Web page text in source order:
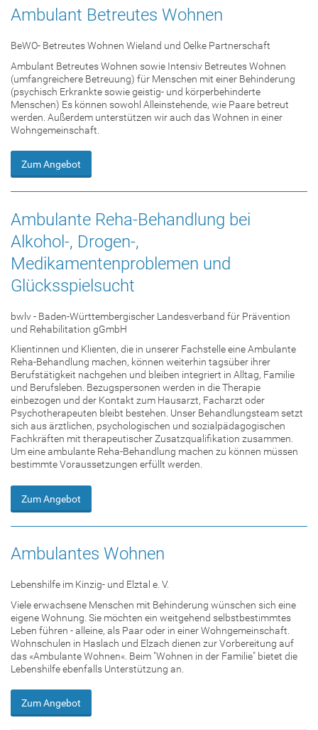
Ambulant Betreutes Wohnen
BeWO- Betreutes Wohnen Wieland und Oelke Partnerschaft
Ambulant Betreutes Wohnen sowie Intensiv Betreutes Wohnen
(umfangreichere Betreuung) für Menschen mit einer Behinderung
(psychisch Erkrankte sowie geistig- und körperbehinderte
Menschen) Es können sowohl Alleinstehende, wie Paare betreut
werden. Außerdem unterstützen wir auch das Wohnen in einer
Wohngemeinschaft.
Zum Angebot
Ambulante Reha-Behandlung bei
Alkohol-, Drogen-,
Medikamentenproblemen und
Glücksspielsucht
bwlv - Baden-Württembergischer Landesverband für Prävention
und Rehabilitation gGmbH
Klientinnen und Klienten, die in unserer Fachstelle eine Ambulante
Reha-Behandlung machen, können weiterhin tagsüber ihrer
Berufstätigkeit nachgehen und bleiben integriert in Alltag, Familie
und Berufsleben. Bezugspersonen werden in die Therapie
einbezogen und der Kontakt zum Hausarzt, Facharzt oder
Psychotherapeuten bleibt bestehen. Unser Behandlungsteam setzt
sich aus ärztlichen, psychologischen und sozialpädagogischen
Fachkräften mit therapeutischer Zusatzqualifikation zusammen.
Um eine ambulante Reha-Behandlung machen zu können müssen
bestimmte Voraussetzungen erfüllt werden.
Zum Angebot
Ambulantes Wohnen
Lebenshilfe im Kinzig- und Elztal e. V.
Viele erwachsene Menschen mit Behinderung wünschen sich eine
eigene Wohnung. Sie möchten ein weitgehend selbstbestimmtes
Leben führen - alleine, als Paar oder in einer Wohngemeinschaft.
Wohnschulen in Haslach und Elzach dienen zur Vorbereitung auf
das «Ambulante Wohnen«. Beim "Wohnen in der Familie" bietet die
Lebenshilfe ebenfalls Unterstützung an.
Zum Angebot